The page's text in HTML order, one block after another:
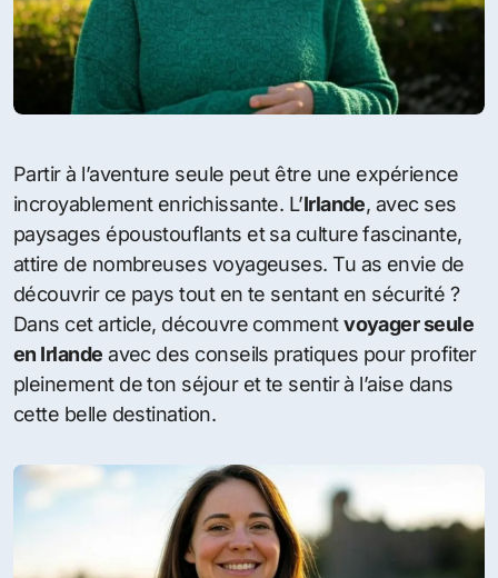
Partir à l’aventure seule peut être une expérience
incroyablement enrichissante. L’Irlande, avec ses
paysages époustouflants et sa culture fascinante,
attire de nombreuses voyageuses. Tu as envie de
découvrir ce pays tout en te sentant en sécurité ?
Dans cet article, découvre commentvoyager seule
en Irlande avec des conseils pratiques pour profiter
pleinement de ton séjour et te sentir à l’aise dans
cette belle destination.